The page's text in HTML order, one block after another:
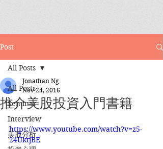
Post
All Posts
Seminar
Interview
美股分析
All Posts
推介美股投資入門書籍
Jonathan Ng
Nov 24, 2016
https://www.youtube.com/watch?v=z5-
24UktjBE